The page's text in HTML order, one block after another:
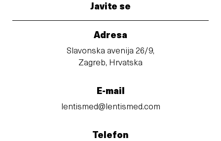
Javite se
Adresa
Slavonska avenija 26/9,
Zagreb, Hrvatska
E-mail
lentismed@lentismed.com
Telefon